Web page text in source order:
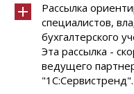
Рассылка
специалистов,
бухгалтерского
Эта рассылка -
ведущего
"1C:Сервистренд".